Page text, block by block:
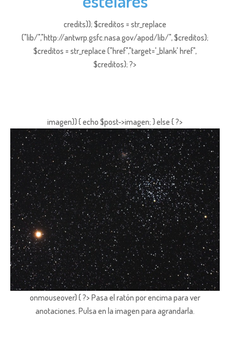
credits)); $creditos = str_replace
("lib/","http://antwrp.gsfc.nasa.gov/apod/lib/", $creditos);
$creditos = str_replace ("href","target='_blank' href",
$creditos); ?>
imagen)) { echo $post->imagen; } else { ?>
onmouseover) { ?> Pasa el ratón por encima para ver
anotaciones. Pulsa en la imagen para agrandarla.